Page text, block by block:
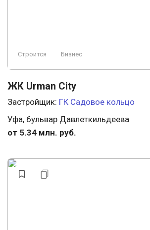
Строится Бизнес
ЖК Urman City
Застройщик: ГК Садовое кольцо
Уфа, бульвар Давлеткильдеева
от 5.34 млн. руб.